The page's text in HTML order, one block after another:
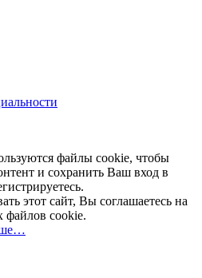
файлы cookie, чтобы
и сохранить Ваш вход в
этот сайт, Вы соглашаетесь на
файлов cookie.